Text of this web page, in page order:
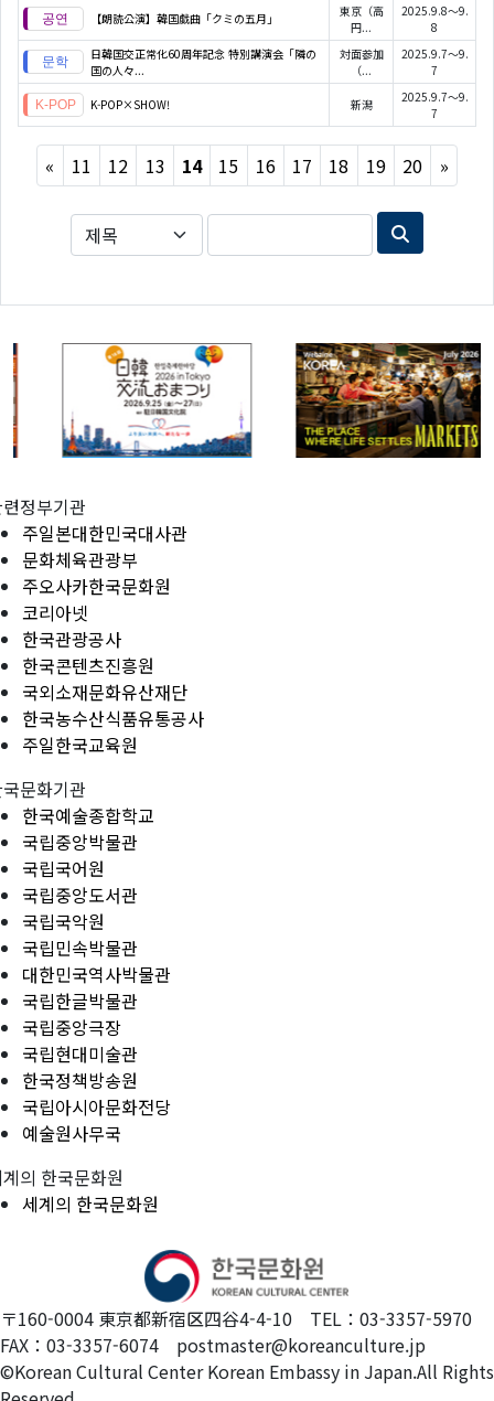
【朗読公演】韓国戯曲「クミの五月」
東京（高
円...
2025.9.8～9.
8
日韓国交正常化60周年記念 特別講演会「隣の
国の人々...
対面参加
（...
2025.9.7～9.
7
K-POP×SHOW! 新潟
2025.9.7～9.
7
« Previous
11 12 13 14 15 16 17 18 19 20 »Next
정부기관
주일본대한민국대사관
문화체육관광부
주오사카한국문화원
코리아넷
한국관광공사
한국콘텐츠진흥원
국외소재문화유산재단
한국농수산식품유통공사
주일한국교육원
문화기관
한국예술종합학교
국립중앙박물관
국립국어원
국립중앙도서관
국립국악원
국립민속박물관
대한민국역사박물관
국립한글박물관
국립중앙극장
국립현대미술관
한국정책방송원
국립아시아문화전당
예술원사무국
의 한국문화원
세계의 한국문화원
〒160-0004 東京都新宿区四谷4-4-10 TEL：03-3357-5970
FAX：03-3357-6074 postmaster@koreanculture.jp
©Korean Cultural Center Korean Embassy in Japan.All Rights